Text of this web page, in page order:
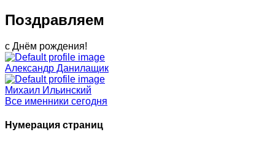
Поздравляем
с Днём рождения!
Александр Данилащик
Михаил Ильинский
Все именники сегодня
Нумерация страниц